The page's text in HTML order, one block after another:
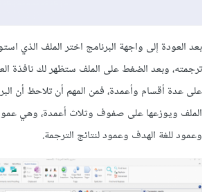
بعد العودة إلى واجهة البرنامج اختر الملف الذي
ترجمته، وبعد الضغط على الملف ستظهر لك نافذة
على عدة أقسام وأعمدة، فمن المهم أن تلاحظ أن
الملف ويوزعها على صفوف وثلاث أعمدة، وهي
وعمود للغة الهدف وعمود لنتائج الترجمة.